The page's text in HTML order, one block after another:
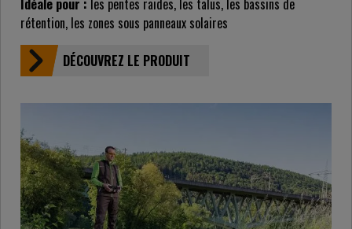
rétention, les zones sous panneaux solaires
DÉCOUVREZ LE PRODUIT